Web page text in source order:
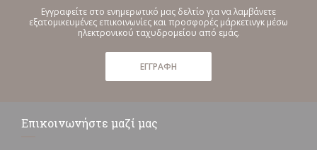
Εγγραφείτε στο ενημερωτικό μας δελτίο για να λαμβάνετε
εξατομικευμένες επικοινωνίες και προσφορές μάρκετινγκ μέσω
ηλεκτρονικού ταχυδρομείου από εμάς.
ΕΓΓΡΑΦΉ
Επικοινωνήστε μαζί μας